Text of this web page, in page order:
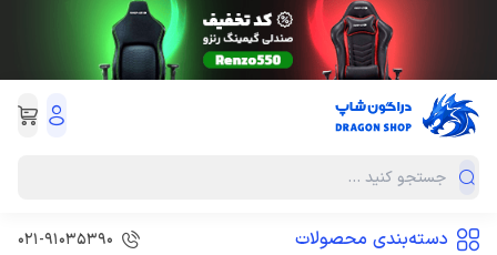
دسته‌بندی محصولات 021-91035390